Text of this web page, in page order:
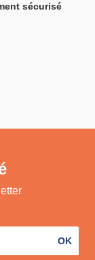
sécurisé
OK